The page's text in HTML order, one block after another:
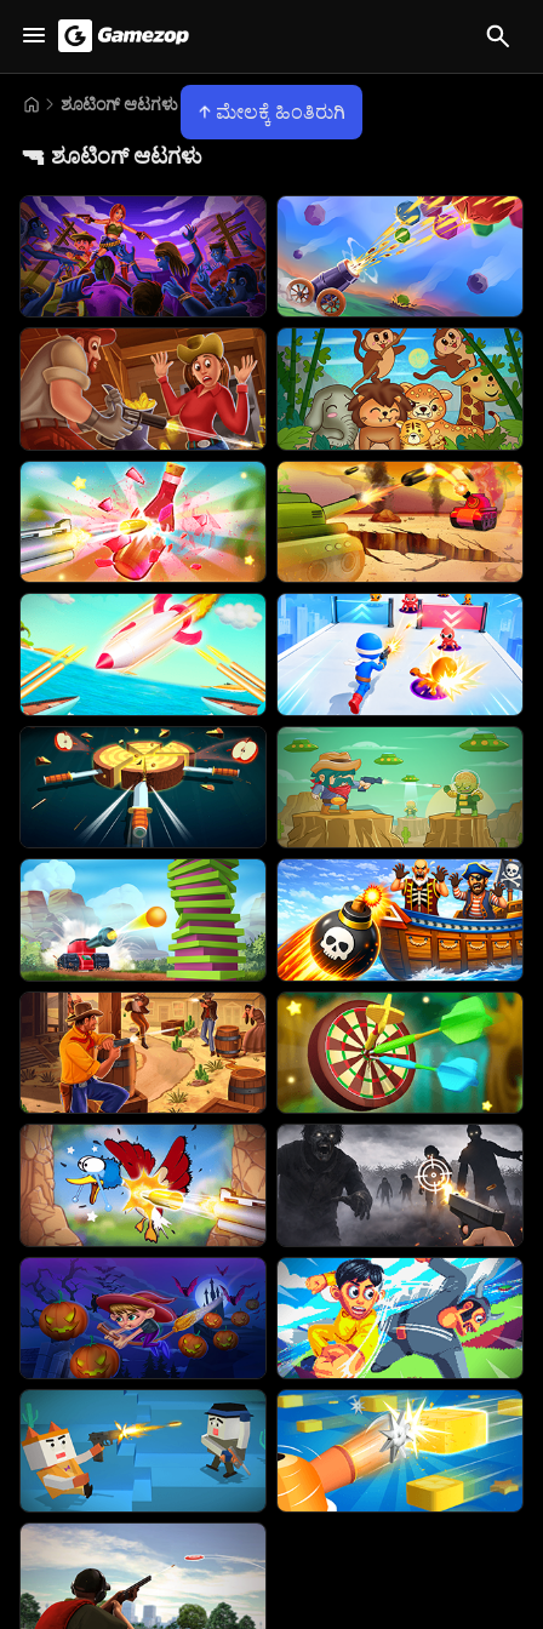
ಮೇಲಕ್ಕೆ ಹಿಂತಿರುಗಿ
ಶೂಟಿಂಗ್ ಆಟಗಳು
🔫 ಶೂಟಿಂಗ್ ಆಟಗಳು